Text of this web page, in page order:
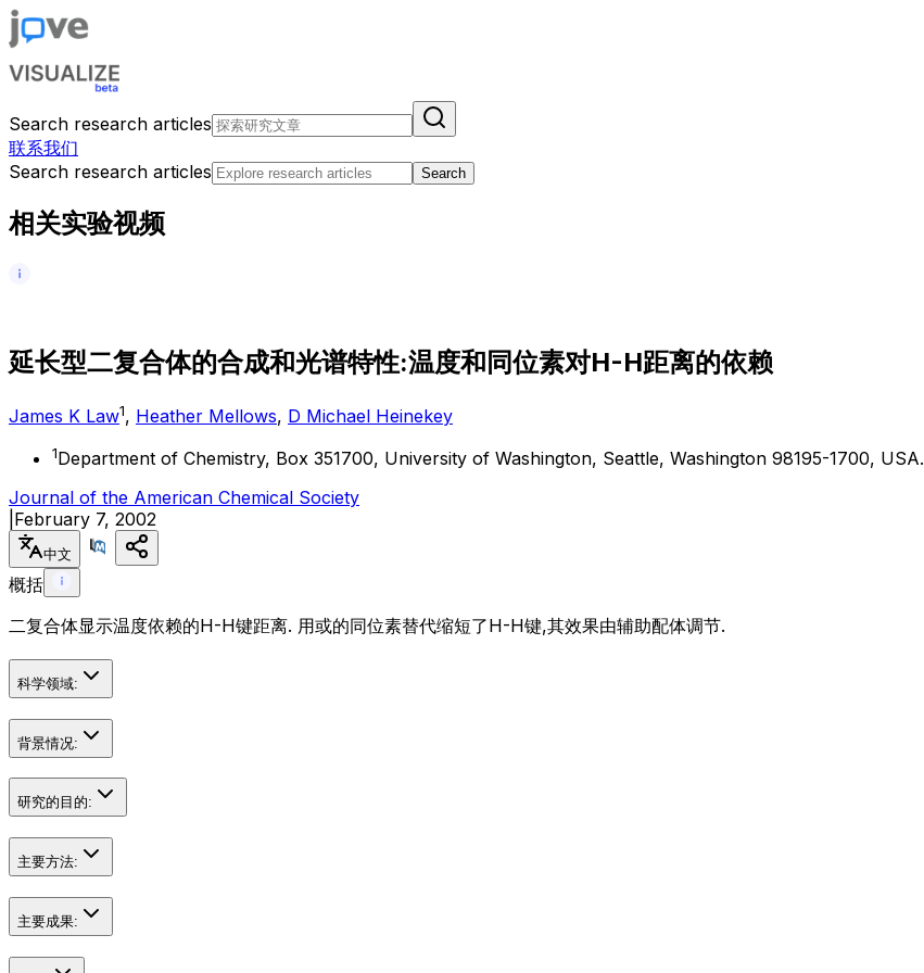
Search research articles
联系我们
Search research articles
Search
相关实验视频
延长型二复合体的合成和光谱特性:温度和同位素对H-H距离的依赖
James K Law1, Heather Mellows, D Michael Heinekey
1Department of Chemistry, Box 351700, University of Washington, Seattle, Washington 98195-1700, USA.
Journal of the American Chemical Society
February 7, 2002
中文
概括
二复合体显示温度依赖的H-H键距离. 用或的同位素替代缩短了H-H键,其效果由辅助配体调节.
科学领域:
背景情况:
研究的目的:
主要方法:
主要成果: